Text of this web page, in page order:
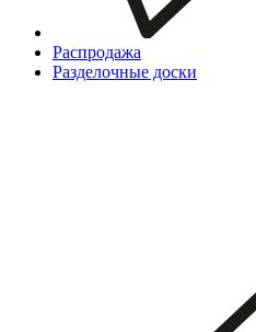
Распродажа
Разделочные доски